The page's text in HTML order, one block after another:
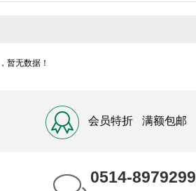
生命科学仪器
暂无数据！
会员特折 满额包邮
0514-